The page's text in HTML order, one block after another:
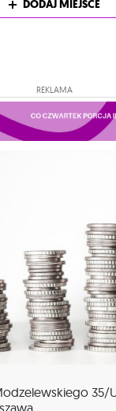
DODAJ MIEJSCE
REKLAMA
35/